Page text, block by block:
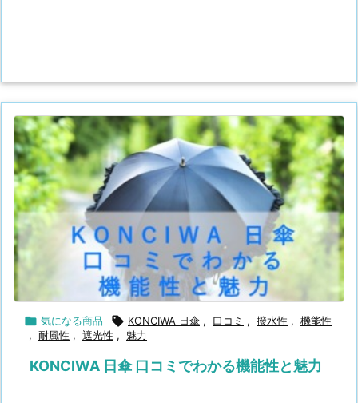
 気になる商品  KONCIWA 日傘 , 口コミ , 撥水性 , 機能性
, 耐風性 , 遮光性 , 魅力
KONCIWA 日傘 口コミでわかる機能性と魅力